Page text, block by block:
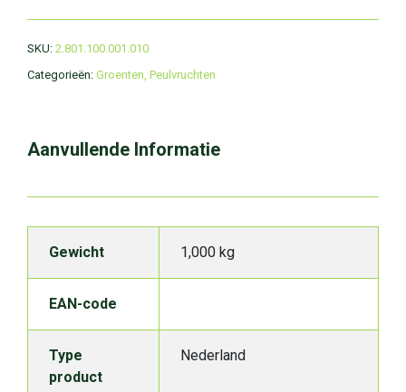
SKU: 2.801.100.001.010
Categorieën: Groenten Peulvruchten
Aanvullende Informatie
Gewicht 1,000 kg
EAN-code
Type
product
Nederland